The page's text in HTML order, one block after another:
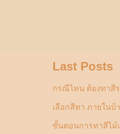
Last Posts
กรณีไหน ต้องทาสี
เลือกสีทา ภายในบ้
ขั้นตอนการทาสีไม้